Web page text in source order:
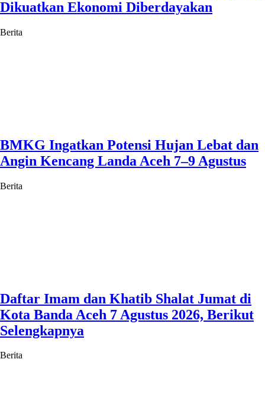
Dikuatkan Ekonomi Diberdayakan
Berita
BMKG Ingatkan Potensi Hujan Lebat dan
Angin Kencang Landa Aceh 7–9 Agustus
Berita
Daftar Imam dan Khatib Shalat Jumat di
Kota Banda Aceh 7 Agustus 2026, Berikut
Selengkapnya
Berita